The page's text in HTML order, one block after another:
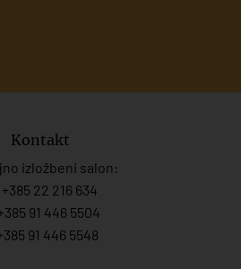
Kontakt
izložbeni salon:
+385 22 216 634
91 446 5504
91 446 5548